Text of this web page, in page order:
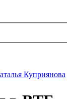
Куприянова